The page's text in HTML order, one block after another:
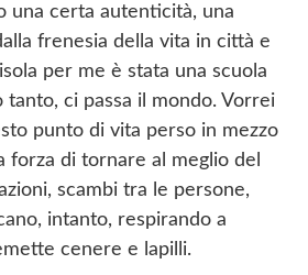
una certa autenticità, una
frenesia della vita in città e
per me è stata una scuola
tanto, ci passa il mondo. Vorrei
punto di vita perso in mezzo
forza di tornare al meglio del
scambi tra le persone,
intanto, respirando a
cenere e lapilli.